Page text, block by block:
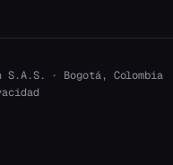
S.A.S. · Bogotá, Colombia